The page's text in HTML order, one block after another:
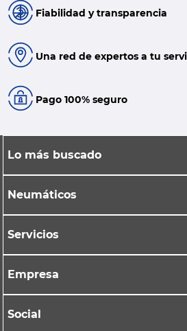
Fiabilidad y transparencia
Una red de expertos a tu
Pago 100% seguro
Lo más buscado
Neumáticos
Servicios
Empresa
Social